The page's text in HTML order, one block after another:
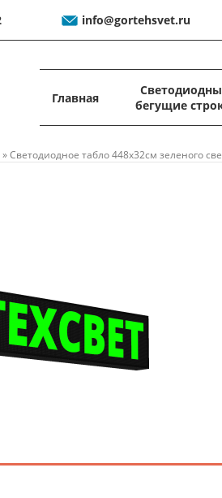
info@gortehsvet.ru
Главная
бегущие
»Светодиодное табло 448x32см зеленого